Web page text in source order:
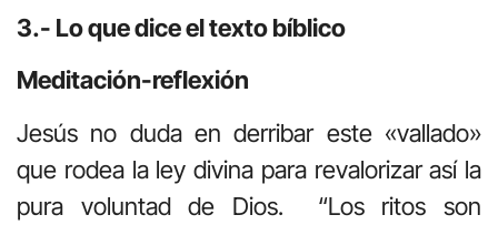
3.- Lo que dice el texto bíblico
Meditación-reflexión
Jesús no duda en derribar este «vallado»
que rodea la ley divina para revalorizar así la
pura voluntad de Dios. “Los ritos son